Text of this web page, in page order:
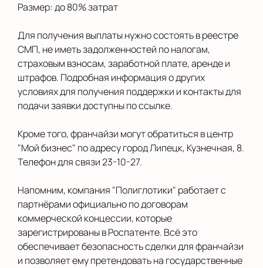
Размер: до 80% затрат
Для получения выплаты нужно состоять в реестре
СМП, не иметь задолженностей по налогам,
страховым взносам, заработной плате, аренде и
штрафов. Подробная информация о других
условиях для получения поддержки и контакты для
подачи заявки доступны по ссылке.
Кроме того, франчайзи могут обратиться в центр
"Мой бизнес" по адресу город Липецк, Кузнечная, 8.
Телефон для связи 23-10-27.
Напомним, компания "Полиглотики" работает с
партнёрами официально по договорам
коммерческой концессии, которые
зарегистрированы в Роспатенте. Всё это
обеспечивает безопасность сделки для франчайзи
и позволяет ему претендовать на государственные